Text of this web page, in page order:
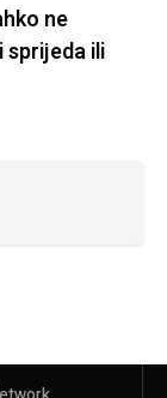
ne
sprijeda ili